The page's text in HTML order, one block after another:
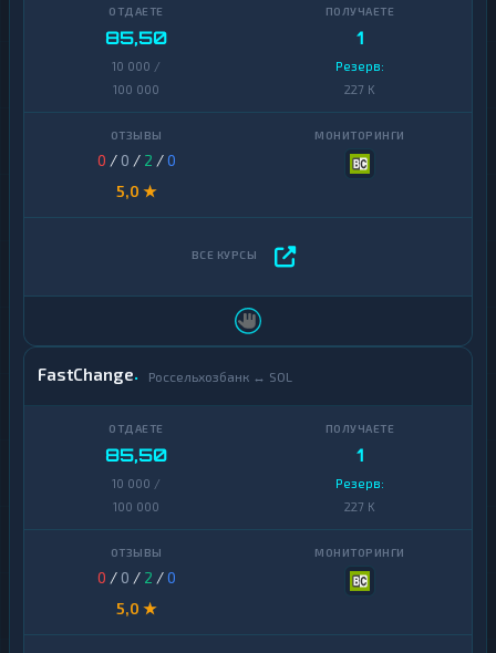
85,50
10 000 /
100 000
1
Резерв:
227 K
0 / 0 / 2 /0
5,0 ★
FastChange Россельхозбанк ↔ SOL
85,50
10 000 /
100 000
1
Резерв:
227 K
0 / 0 / 2 /0
5,0 ★